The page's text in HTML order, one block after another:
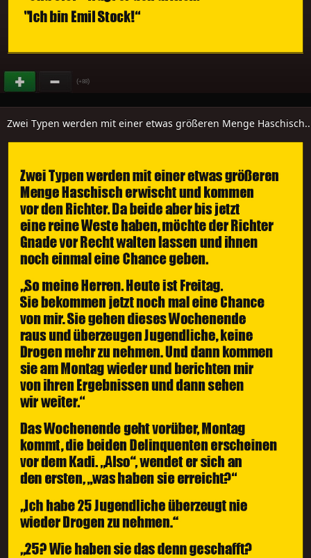
(+88)
Zwei Typen werden mit einer etwas größeren Menge Haschisch..